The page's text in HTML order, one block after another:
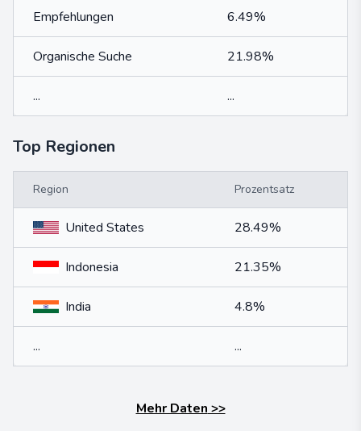
Empfehlungen 6.49%
Organische Suche 21.98%
... ...
Top Regionen
Region Prozentsatz
United States 28.49%
Indonesia 21.35%
India 4.8%
... ...
Mehr Daten >>